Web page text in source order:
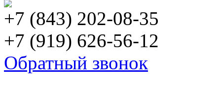
+7 (843) 202-08-35
+7 (919) 626-56-12
Обратный звонок